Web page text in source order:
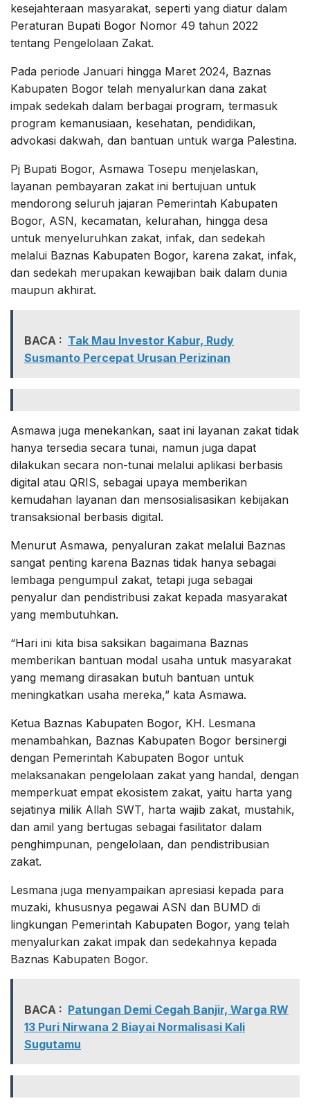
kesejahteraan masyarakat, seperti yang diatur dalam
Peraturan Bupati Bogor Nomor 49 tahun 2022
tentang Pengelolaan Zakat.
Pada periode Januari hingga Maret 2024, Baznas
Kabupaten Bogor telah menyalurkan dana zakat
impak sedekah dalam berbagai program, termasuk
program kemanusiaan, kesehatan, pendidikan,
advokasi dakwah, dan bantuan untuk warga Palestina.
Pj Bupati Bogor, Asmawa Tosepu menjelaskan,
layanan pembayaran zakat ini bertujuan untuk
mendorong seluruh jajaran Pemerintah Kabupaten
Bogor, ASN, kecamatan, kelurahan, hingga desa
untuk menyeluruhkan zakat, infak, dan sedekah
melalui Baznas Kabupaten Bogor, karena zakat, infak,
dan sedekah merupakan kewajiban baik dalam dunia
maupun akhirat.
BACA : Tak Mau Investor Kabur, Rudy
Susmanto Percepat Urusan Perizinan
Asmawa juga menekankan, saat ini layanan zakat tidak
hanya tersedia secara tunai, namun juga dapat
dilakukan secara non-tunai melalui aplikasi berbasis
digital atau QRIS, sebagai upaya memberikan
kemudahan layanan dan mensosialisasikan kebijakan
transaksional berbasis digital.
Menurut Asmawa, penyaluran zakat melalui Baznas
sangat penting karena Baznas tidak hanya sebagai
lembaga pengumpul zakat, tetapi juga sebagai
penyalur dan pendistribusi zakat kepada masyarakat
yang membutuhkan.
“Hari ini kita bisa saksikan bagaimana Baznas
memberikan bantuan modal usaha untuk masyarakat
yang memang dirasakan butuh bantuan untuk
meningkatkan usaha mereka,” kata Asmawa.
Ketua Baznas Kabupaten Bogor, KH. Lesmana
menambahkan, Baznas Kabupaten Bogor bersinergi
dengan Pemerintah Kabupaten Bogor untuk
melaksanakan pengelolaan zakat yang handal, dengan
memperkuat empat ekosistem zakat, yaitu harta yang
sejatinya milik Allah SWT, harta wajib zakat, mustahik,
dan amil yang bertugas sebagai fasilitator dalam
penghimpunan, pengelolaan, dan pendistribusian
zakat.
Lesmana juga menyampaikan apresiasi kepada para
muzaki, khususnya pegawai ASN dan BUMD di
lingkungan Pemerintah Kabupaten Bogor, yang telah
menyalurkan zakat impak dan sedekahnya kepada
Baznas Kabupaten Bogor.
BACA : Patungan Demi Cegah Banjir, Warga RW
13 Puri Nirwana 2 Biayai Normalisasi Kali
Sugutamu